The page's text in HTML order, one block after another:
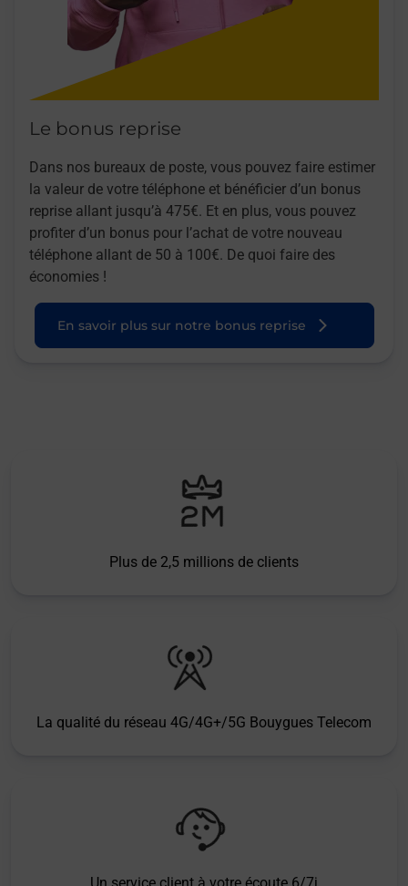
Le bonus reprise
Dans nos bureaux de poste, vous pouvez faire estimer
la valeur de votre téléphone et bénéficier d’un bonus
reprise allant jusqu’à 475€. Et en plus, vous pouvez
profiter d’un bonus pour l’achat de votre nouveau
téléphone allant de 50 à 100€. De quoi faire des
économies !
En savoir plus sur notre bonus reprise
Plus de 2,5 millions de clients
La qualité du réseau 4G/4G+/5G Bouygues Telecom